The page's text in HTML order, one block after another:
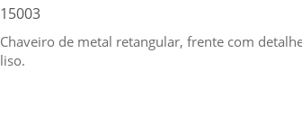
15003
Chaveiro de metal retangular, frente com
liso.